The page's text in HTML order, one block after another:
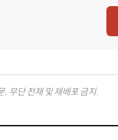
무단 전재 및 재배포 금지.